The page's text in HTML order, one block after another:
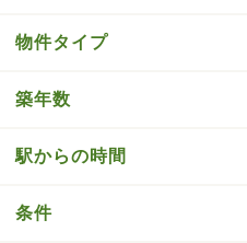
物件タイプ
築年数
駅からの時間
条件